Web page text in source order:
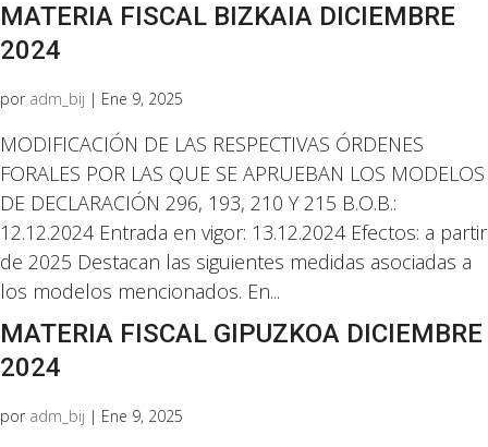
MATERIA FISCAL BIZKAIA DICIEMBRE
2024
por adm_bij | Ene 9, 2025
MODIFICACIÓN DE LAS RESPECTIVAS ÓRDENES
FORALES POR LAS QUE SE APRUEBAN LOS MODELOS
DE DECLARACIÓN 296, 193, 210 Y 215 B.O.B.:
12.12.2024 Entrada en vigor: 13.12.2024 Efectos: a partir
de 2025 Destacan las siguientes medidas asociadas a
los modelos mencionados. En...
MATERIA FISCAL GIPUZKOA DICIEMBRE
2024
por adm_bij | Ene 9, 2025